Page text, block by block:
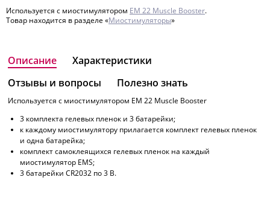
Используется с миостимулятором EM 22 Muscle Booster.
Товар находится в разделе «Миостимуляторы»
Описание
Характеристики
Отзывы и вопросы
Полезно знать
Используется с миостимулятором EM 22 Muscle Booster
3 комплекта гелевых пленок и 3 батарейки;
к каждому миостимулятору прилагается комплект гелевых пленок
и одна батарейка;
комплект самоклеящихся гелевых пленок на каждый
миостимулятор EMS;
3 батарейки CR2032 по 3 В.